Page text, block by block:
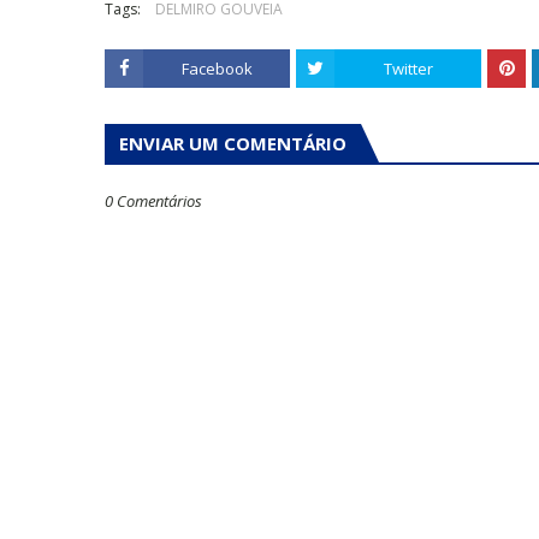
Tags: DELMIRO GOUVEIA
Facebook Twitter
ENVIAR UM COMENTÁRIO
0 Comentários